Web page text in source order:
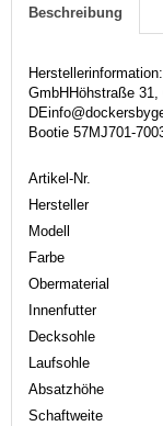
Beschreibung
GmbHHöhstraße 31,
Bootie 57MJ701-
Artikel-Nr.
Hersteller
Modell
Farbe
Obermaterial
Innenfutter
Decksohle
Laufsohle
Absatzhöhe
Schaftweite